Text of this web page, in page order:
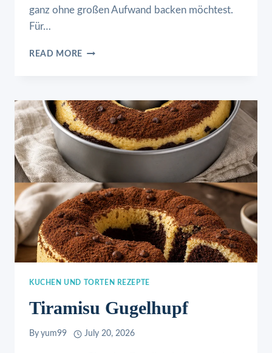
ganz ohne großen Aufwand backen möchtest.
Für…
READ MORE SUPERSCHNELLE
KUCHEN UND TORTEN REZEPTE
Tiramisu Gugelhupf
By yum99 July 20, 2026